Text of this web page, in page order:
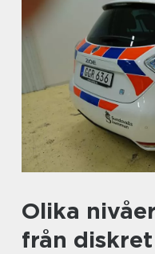
Olika
från